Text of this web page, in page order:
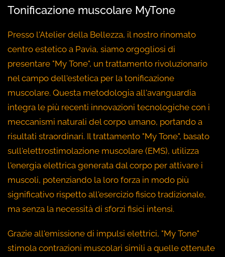
Tonificazione muscolare MyTone
Presso l'Atelier della Bellezza, il nostro rinomato
centro estetico a Pavia, siamo orgogliosi di
presentare "My Tone", un trattamento rivoluzionario
nel campo dell'estetica per la tonificazione
muscolare. Questa metodologia all'avanguardia
integra le più recenti innovazioni tecnologiche con i
meccanismi naturali del corpo umano, portando a
risultati straordinari. Il trattamento "My Tone", basato
sull'elettrostimolazione muscolare (EMS), utilizza
l'energia elettrica generata dal corpo per attivare i
muscoli, potenziando la loro forza in modo più
significativo rispetto all'esercizio fisico tradizionale,
ma senza la necessità di sforzi fisici intensi.
Grazie all'emissione di impulsi elettrici, "My Tone"
stimola contrazioni muscolari simili a quelle ottenute